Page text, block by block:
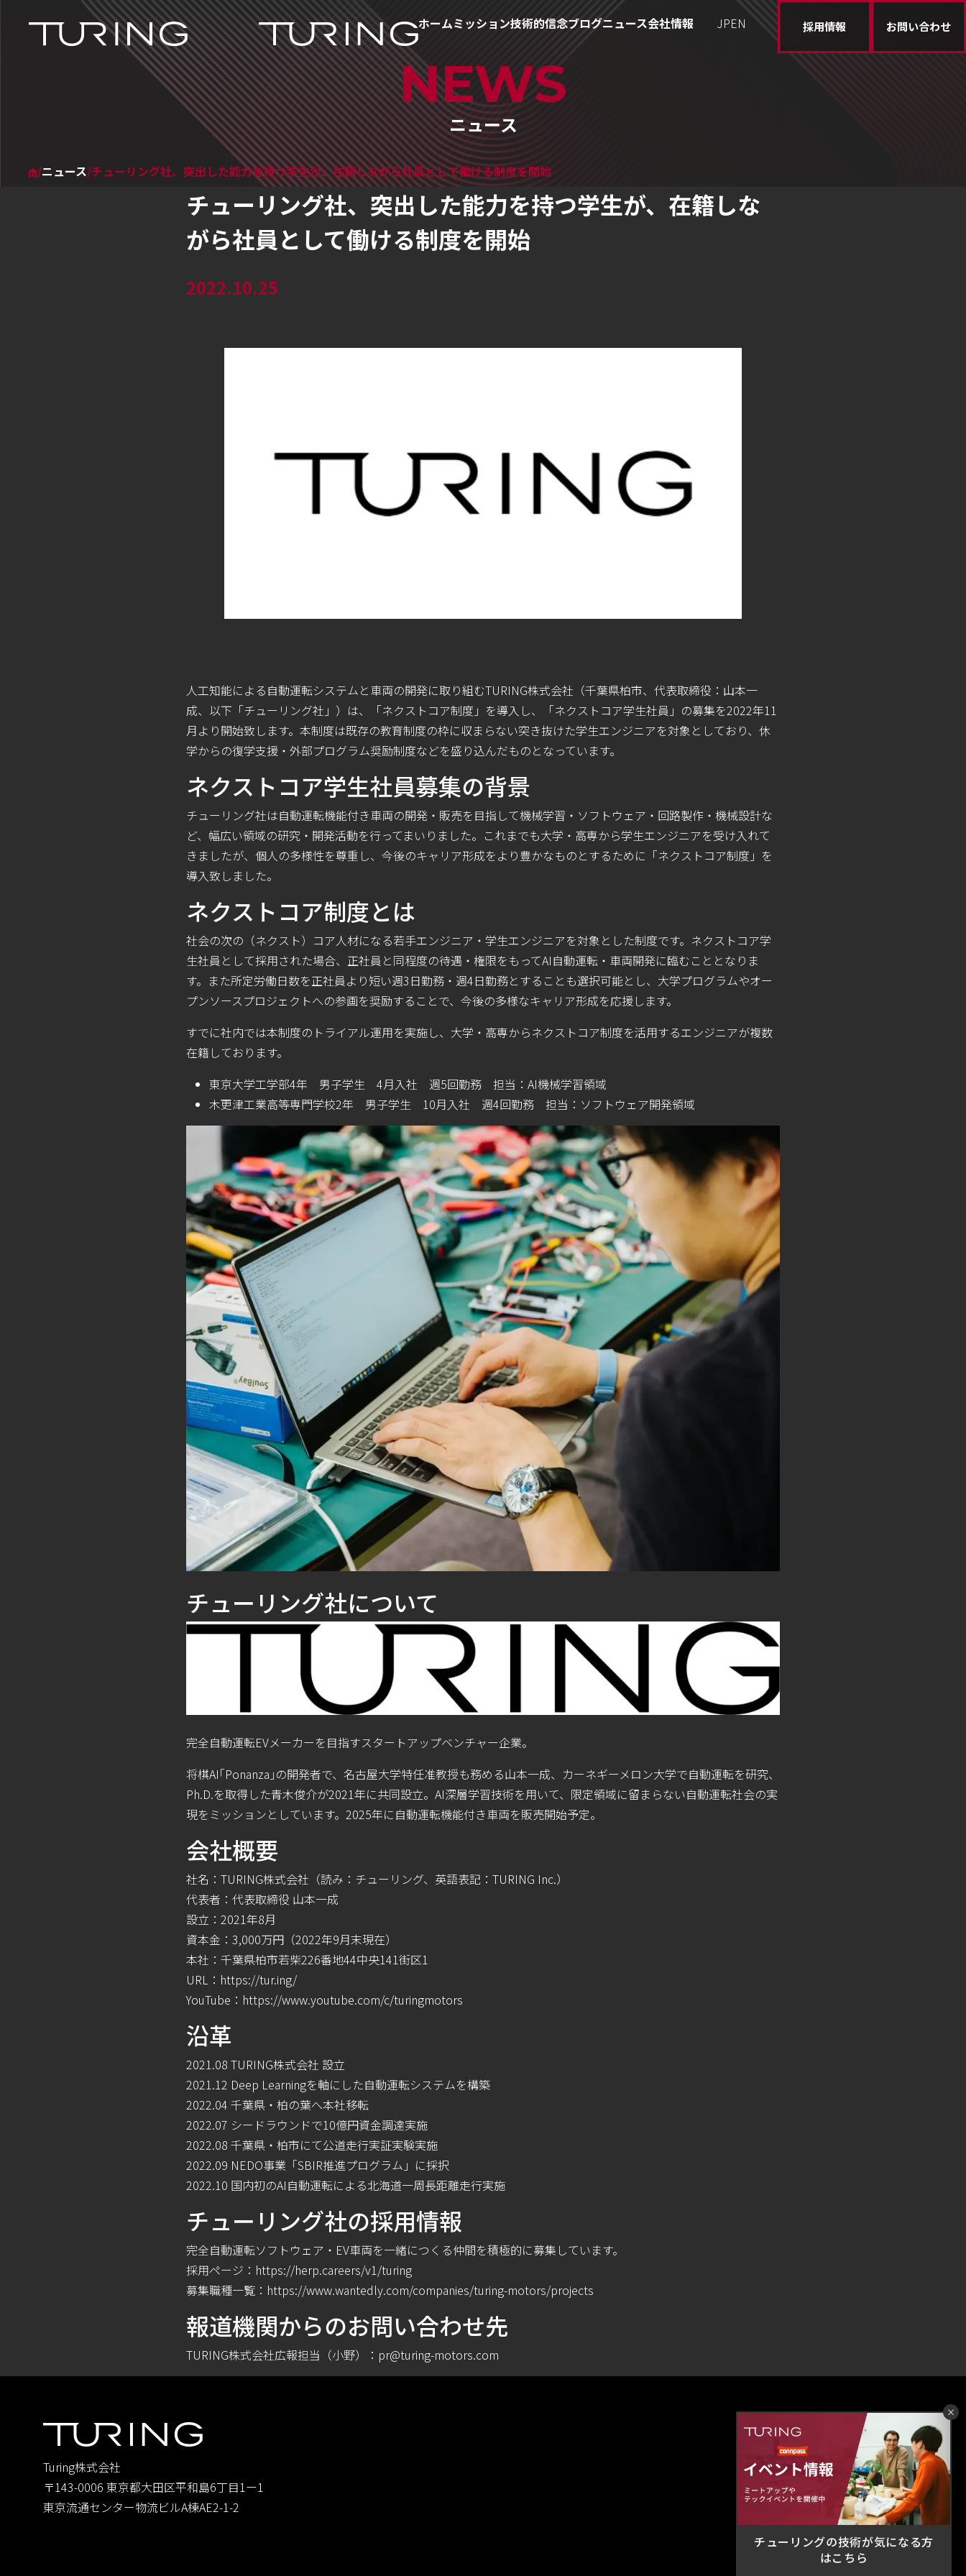
ホーム ホームミッション技術的信念ブログニュース会社情報 EN
JP 採用情報 お問い合わせ
×
チューリングの技術が気になる方
はこちら
チューリング株式会社
/ニュース/チューリング社、突出した能力を持つ学生が、在籍しながら社員として働ける制度を開始
NEWS
ニュース
チューリング社、突出した能力を持つ学生が、在籍しな
がら社員として働ける制度を開始
2022.10.25
人工知能による自動運転システムと車両の開発に取り組むTURING株式会社（千葉県柏市、代表取締役：山本一
成、以下「チューリング社」）は、「ネクストコア制度」を導入し、「ネクストコア学生社員」の募集を2022年11
月より開始致します。本制度は既存の教育制度の枠に収まらない突き抜けた学生エンジニアを対象としており、休
学からの復学支援・外部プログラム奨励制度などを盛り込んだものとなっています。
ネクストコア学生社員募集の背景
チューリング社は自動運転機能付き車両の開発・販売を目指して機械学習・ソフトウェア・回路製作・機械設計な
ど、幅広い領域の研究・開発活動を行ってまいりました。これまでも大学・高専から学生エンジニアを受け入れて
きましたが、個人の多様性を尊重し、今後のキャリア形成をより豊かなものとするために「ネクストコア制度」を
導入致しました。
ネクストコア制度とは
社会の次の（ネクスト）コア人材になる若手エンジニア・学生エンジニアを対象とした制度です。ネクストコア学
生社員として採用された場合、正社員と同程度の待遇・権限をもってAI自動運転・車両開発に臨むこととなりま
す。また所定労働日数を正社員より短い週3日勤務・週4日勤務とすることも選択可能とし、大学プログラムやオー
プンソースプロジェクトへの参画を奨励することで、今後の多様なキャリア形成を応援します。
すでに社内では本制度のトライアル運用を実施し、大学・高専からネクストコア制度を活用するエンジニアが複数
在籍しております。
東京大学工学部4年 男子学生 4月入社 週5回勤務 担当：AI機械学習領域
木更津工業高等専門学校2年 男子学生 10月入社 週4回勤務 担当：ソフトウェア開発領域
チューリング社について
完全⾃動運転EVメーカーを⽬指すスタートアップベンチャー企業。
将棋AI｢Ponanza｣の開発者で、名古屋⼤学特任准教授も務める⼭本⼀成、カーネギーメロン⼤学で自動運転を研究、
Ph.D.を取得した⻘⽊俊介が2021年に共同設⽴。AI深層学習技術を⽤いて、限定領域に留まらない⾃動運転社会の実
現をミッションとしています。2025年に自動運転機能付き車両を販売開始予定。
会社概要
社名：TURING株式会社（読み：チューリング、英語表記：TURING Inc.）
代表者：代表取締役 ⼭本⼀成
設⽴：2021年8⽉
資本⾦：3,000万円（2022年9⽉末現在）
本社：千葉県柏市若柴226番地44中央141街区1
URL： https://tur.ing/
YouTube： https://www.youtube.com/c/turingmotors
沿⾰
2021.08 TURING株式会社 設⽴
2021.12 Deep Learningを軸にした⾃動運転システムを構築
2022.04 千葉県・柏の葉へ本社移転
2022.07 シードラウンドで10億円資⾦調達実施
2022.08 千葉県・柏市にて公道⾛⾏実証実験実施
2022.09 NEDO事業「SBIR推進プログラム」に採択
2022.10 国内初のAI自動運転による北海道一周長距離走行実施
チューリング社の採⽤情報
完全⾃動運転ソフトウェア・EV⾞両を⼀緒につくる仲間を積極的に募集しています。
採⽤ページ： https://herp.careers/v1/turing
募集職種⼀覧： https://www.wantedly.com/companies/turing-motors/projects
報道機関からのお問い合わせ先
TURING株式会社広報担当（⼩野）：pr@turing-motors.com
Turing株式会社
〒143-0006 東京都大田区平和島6丁目1ー1
東京流通センター物流ビルA棟AE2-1-2
ホーム
ミッション
技術的信念
チューリポ
テックブログ
ニュース
会社情報
カンパニーデック
採用情報
お問い合わせ